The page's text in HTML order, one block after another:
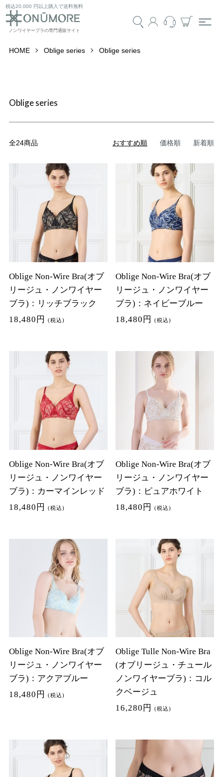
税込20,000 円以上購入で送料無料
HOME Oblige series Oblige series
Oblige series
全24商品 おすすめ順 価格順 新着順
Oblige Non-Wire Bra(オブ
リージュ・ノンワイヤー
ブラ)：リッチブラック
18,480円
(税込)
Oblige Non-Wire Bra(オブ
リージュ・ノンワイヤー
ブラ)：ネイビーブルー
18,480円
(税込)
Oblige Non-Wire Bra(オブ
リージュ・ノンワイヤー
ブラ)：カーマインレッド
18,480円
(税込)
Oblige Non-Wire Bra(オブ
リージュ・ノンワイヤー
ブラ)：ピュアホワイト
18,480円
(税込)
Oblige Non-Wire Bra(オブ
リージュ・ノンワイヤー
ブラ)：アクアブルー
18,480円
(税込)
Oblige Tulle Non-Wire Bra
(オブリージュ・チュール
ノンワイヤーブラ)：コル
クベージュ
16,280円
(税込)